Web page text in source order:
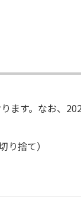
ます。なお、
捨て）